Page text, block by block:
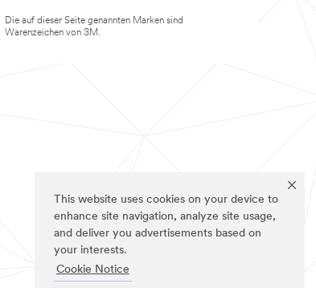
This website uses cookies on your device to
enhance site navigation, analyze site usage,
and deliver you advertisements based on
your interests.
Cookie Notice
Die auf dieser Seite genannten Marken sind
Warenzeichen von 3M.